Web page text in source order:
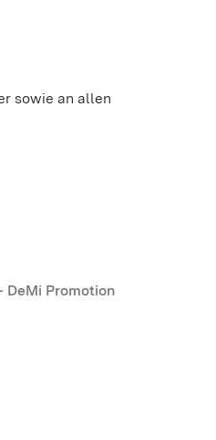
sowie an allen
DeMi Promotion